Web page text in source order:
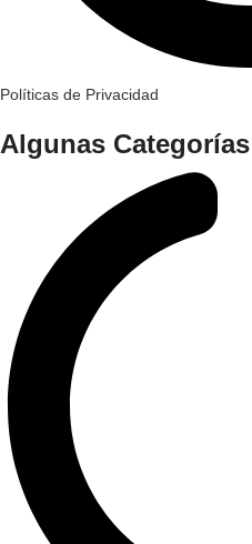
Políticas de Privacidad
Algunas Categorías